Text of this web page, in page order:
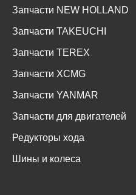
Запчасти NEW HOLLAND
Запчасти TAKEUCHI
Запчасти TEREX
Запчасти XCMG
Запчасти YANMAR
Запчасти для двигателей
Редукторы хода
Шины и колеса